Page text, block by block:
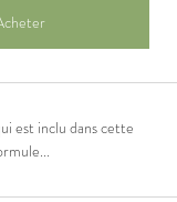
est inclu dans cette